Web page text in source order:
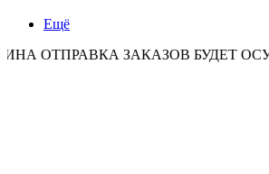
Ещё
ЗАКАЗОВ БУДЕТ